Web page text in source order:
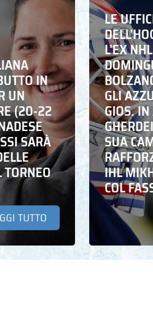
IN
UN
(20-22
SARÀ
TUTTO
LE
L’EX
GLI
GIOS.
SUA
IHL
COL